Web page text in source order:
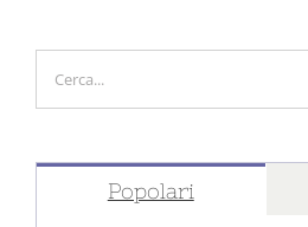
Popolari